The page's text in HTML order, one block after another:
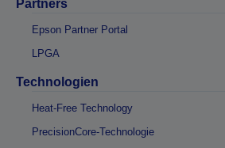
Partners
Epson Partner Portal
LPGA
Technologien
Heat-Free Technology
PrecisionCore-Technologie